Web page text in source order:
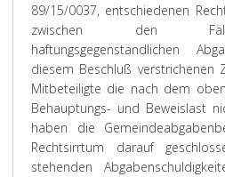
89/15/0037, entschiedenen
zwischen den
haftungsgegenständlichen
diesem Beschluß verstrichenen
Mitbeteiligte die nach dem
Behauptungs- und Beweislast
haben die
Rechtsirrtum darauf
stehenden